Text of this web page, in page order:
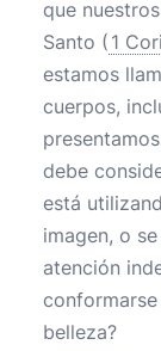
que
Santo ( 1
estamos
cuerpos,
debe
está
imagen, o
atención
belleza?